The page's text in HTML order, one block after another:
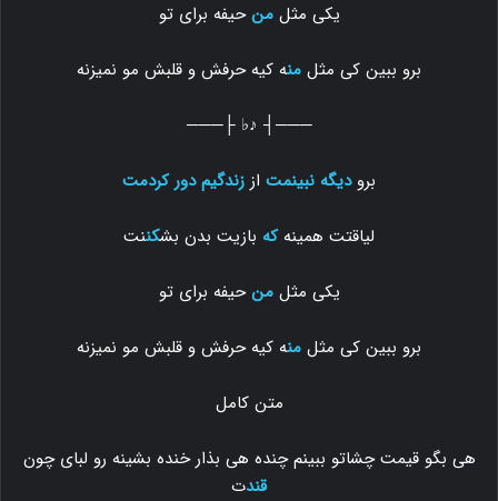
یکی مثلمنحیفه برای تو
برو ببین کی مثل منه کیه حرفش و قلبش مو نمیزنه
───┤ ♪♭ ├───
برودیگه نبینمت از زندگیم دور کردمت
لیاقتت همینهکه بازیت بدن بشکننت
یکی مثلمنحیفه برای تو
برو ببین کی مثل منه کیه حرفش و قلبش مو نمیزنه
متن کامل
هی بگو قیمت چشاتو ببینم چنده هی بذار خنده بشینه رو لبای چون
قندت